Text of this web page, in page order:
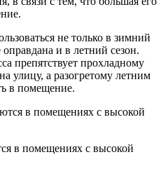
не только в зимний
и в летний сезон.
препятствует прохладному
улицу, а разогретому летним
в помещение.
в помещениях с высокой